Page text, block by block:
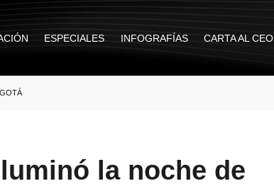
ESPECIALES INFOGRAFÍAS CARTA AL CEO
la noche de